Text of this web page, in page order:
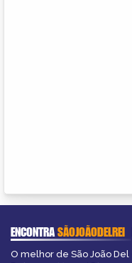
ENCONTRASÃOJOÃODELREI
O melhor de São João Del